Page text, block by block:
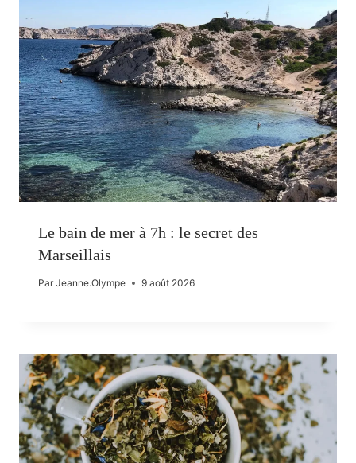
Le bain de mer à 7h : le secret des
Marseillais
Par Jeanne.Olympe 9 août 2026